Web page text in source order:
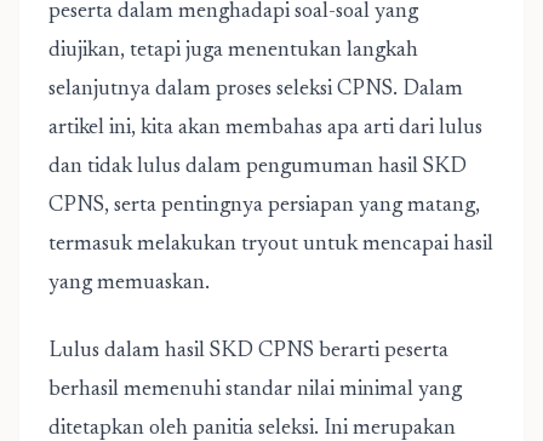
peserta dalam menghadapi soal-soal yang
diujikan, tetapi juga menentukan langkah
selanjutnya dalam proses seleksi CPNS. Dalam
artikel ini, kita akan membahas apa arti dari lulus
dan tidak lulus dalam pengumuman hasil SKD
CPNS, serta pentingnya persiapan yang matang,
termasuk melakukan tryout untuk mencapai hasil
yang memuaskan.
Lulus dalam hasil SKD CPNS berarti peserta
berhasil memenuhi standar nilai minimal yang
ditetapkan oleh panitia seleksi. Ini merupakan